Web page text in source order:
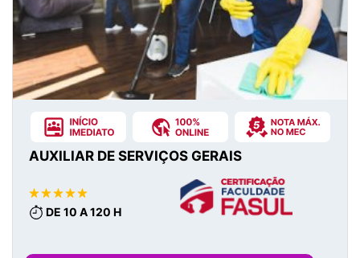
AUXILIAR DE SERVIÇOS GERAIS
DE 10 A 120 H